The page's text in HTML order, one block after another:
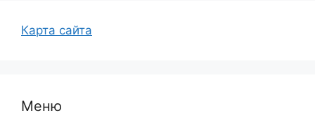
Карта сайта
Меню